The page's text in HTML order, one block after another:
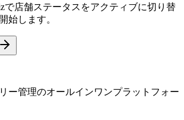
で店舗ステータスをアクティブに切り替
始します。
ー管理のオールインワンプラットフォー